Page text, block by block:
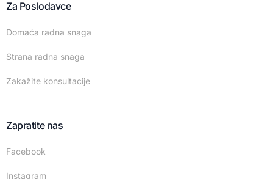
Za Poslodavce
Domaća radna snaga
Strana radna snaga
Zakažite konsultacije
Zapratite nas
Facebook
Instagram